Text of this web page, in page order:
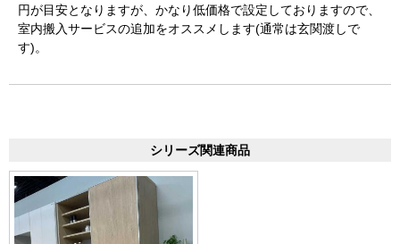
円が目安となりますが、かなり低価格で設定しておりますので、
室内搬入サービスの追加をオススメします(通常は玄関渡しで
す)。
シリーズ関連商品